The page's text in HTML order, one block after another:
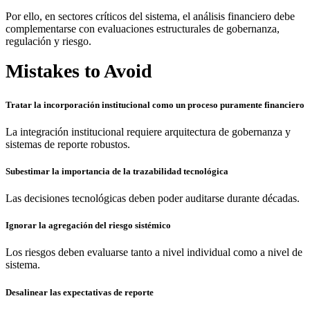
Por ello, en sectores críticos del sistema, el análisis financiero debe
complementarse con evaluaciones estructurales de gobernanza,
regulación y riesgo.
Mistakes to Avoid
Tratar la incorporación institucional como un proceso puramente financiero
La integración institucional requiere arquitectura de gobernanza y
sistemas de reporte robustos.
Subestimar la importancia de la trazabilidad tecnológica
Las decisiones tecnológicas deben poder auditarse durante décadas.
Ignorar la agregación del riesgo sistémico
Los riesgos deben evaluarse tanto a nivel individual como a nivel de
sistema.
Desalinear las expectativas de reporte